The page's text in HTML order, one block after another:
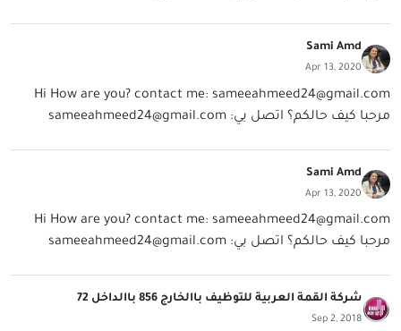
Sami Amd
Apr 13, 2020
Hi How are you? contact me: sameeahmeed24@gmail.com
مرحبا كيف حالكم؟ اتصل بي: sameeahmeed24@gmail.com
Sami Amd
Apr 13, 2020
Hi How are you? contact me: sameeahmeed24@gmail.com
مرحبا كيف حالكم؟ اتصل بي: sameeahmeed24@gmail.com
شركة القمة العربية للتوظيف باالخارج 856 باالداخل 72
Sep 2, 2018